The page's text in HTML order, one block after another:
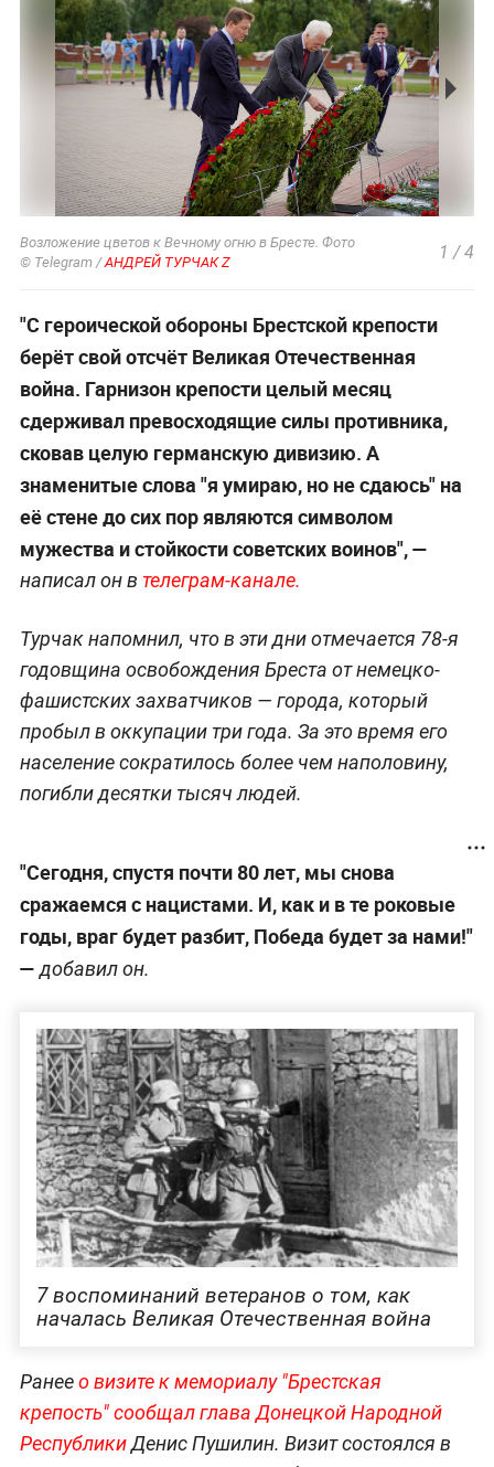
Возложение цветов к Вечному огню в Бресте. Фото
© Telegram /АНДРЕЙ ТУРЧАК Z 1 /4
"С героической обороны Брестской крепости
берёт свой отсчёт Великая Отечественная
война. Гарнизон крепости целый месяц
сдерживал превосходящие силы противника,
сковав целую германскую дивизию. А
знаменитые слова "я умираю, но не сдаюсь" на
её стене до сих пор являются символом
мужества и стойкости советских воинов", —
написал он в телеграм-канале.
Турчак напомнил, что в эти дни отмечается 78-я
годовщина освобождения Бреста от немецко-
фашистских захватчиков — города, который
пробыл в оккупации три года. За это время его
население сократилось более чем наполовину,
погибли десятки тысяч людей.
"Сегодня, спустя почти 80 лет, мы снова
сражаемся с нацистами. И, как и в те роковые
годы, враг будет разбит, Победа будет за нами!"
—добавил он.
7 воспоминаний ветеранов о том, как
началась Великая Отечественная война
Ранеео визите к мемориалу "Брестская
крепость" сообщал глава Донецкой Народной
РеспубликиДенис Пушилин. Визит состоялся в